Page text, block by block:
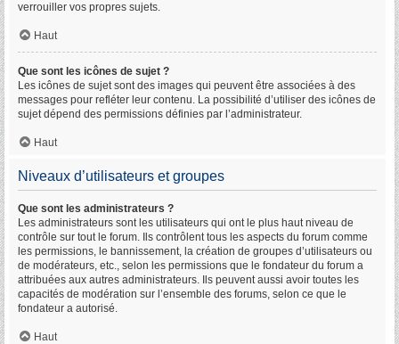
verrouiller vos propres sujets.
Haut
Que sont les icônes de sujet ?
Les icônes de sujet sont des images qui peuvent être associées à des
messages pour refléter leur contenu. La possibilité d’utiliser des icônes de
sujet dépend des permissions définies par l’administrateur.
Haut
Niveaux d’utilisateurs et groupes
Que sont les administrateurs ?
Les administrateurs sont les utilisateurs qui ont le plus haut niveau de
contrôle sur tout le forum. Ils contrôlent tous les aspects du forum comme
les permissions, le bannissement, la création de groupes d’utilisateurs ou
de modérateurs, etc., selon les permissions que le fondateur du forum a
attribuées aux autres administrateurs. Ils peuvent aussi avoir toutes les
capacités de modération sur l’ensemble des forums, selon ce que le
fondateur a autorisé.
Haut